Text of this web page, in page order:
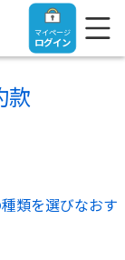
マイページ
ログイン
款
類を選びなおす